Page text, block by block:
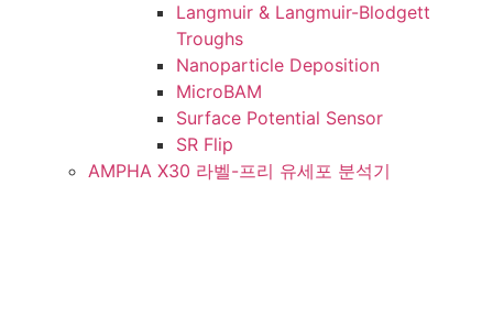
Langmuir & Langmuir-Blodgett
Troughs
Nanoparticle Deposition
MicroBAM
Surface Potential Sensor
SR Flip
AMPHA X30 라벨-프리 유세포 분석기